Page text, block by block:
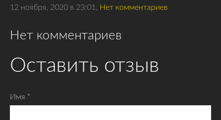
12 ноября, 2020 в 23:01, Нет комментариев
Нет комментариев
Оставить отзыв
Имя *